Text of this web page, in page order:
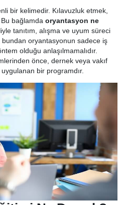
bir kelimedir. Kılavuzluk etmek,
bağlamda oryantasyon ne
tanıtım, alışma ve uyum süreci
oryantasyonun sadece iş
olduğu anlaşılmamalıdır.
önce, dernek veya vakıf
bir programdır.